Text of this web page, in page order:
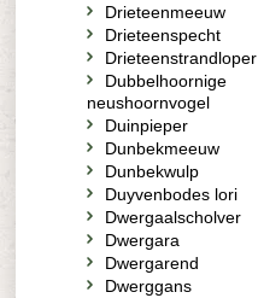
Drieteenmeeuw
Drieteenspecht
Drieteenstrandloper
Dubbelhoornige
neushoornvogel
Duinpieper
Dunbekmeeuw
Dunbekwulp
Duyvenbodes lori
Dwergaalscholver
Dwergara
Dwergarend
Dwerggans